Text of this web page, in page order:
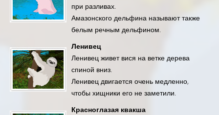
при разливах.
Амазонского дельфина называют также
белым речным дельфином.
Ленивец
Ленивец живет вися на ветке дерева
спиной вниз.
Ленивец двигается очень медленно,
чтобы хищники его не заметили.
Красноглазая квакша